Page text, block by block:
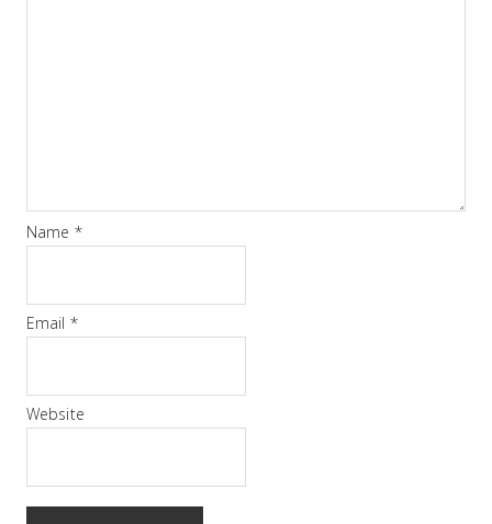
Name *
Email *
Website